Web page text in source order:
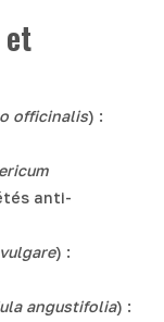
et
officinalis) :
anti-
) :
angustifolia) :